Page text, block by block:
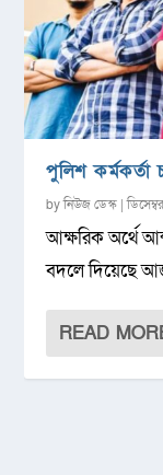
পুলিশ কর্মকর্তা
byনিউজ ডেস্ক |
আক্ষরিক অর্থে
বদলে দিয়েছে
READ